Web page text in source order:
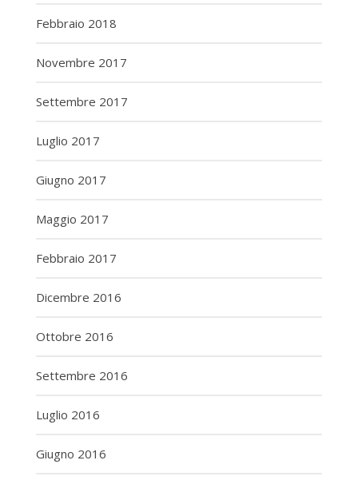
Febbraio 2018
Novembre 2017
Settembre 2017
Luglio 2017
Giugno 2017
Maggio 2017
Febbraio 2017
Dicembre 2016
Ottobre 2016
Settembre 2016
Luglio 2016
Giugno 2016